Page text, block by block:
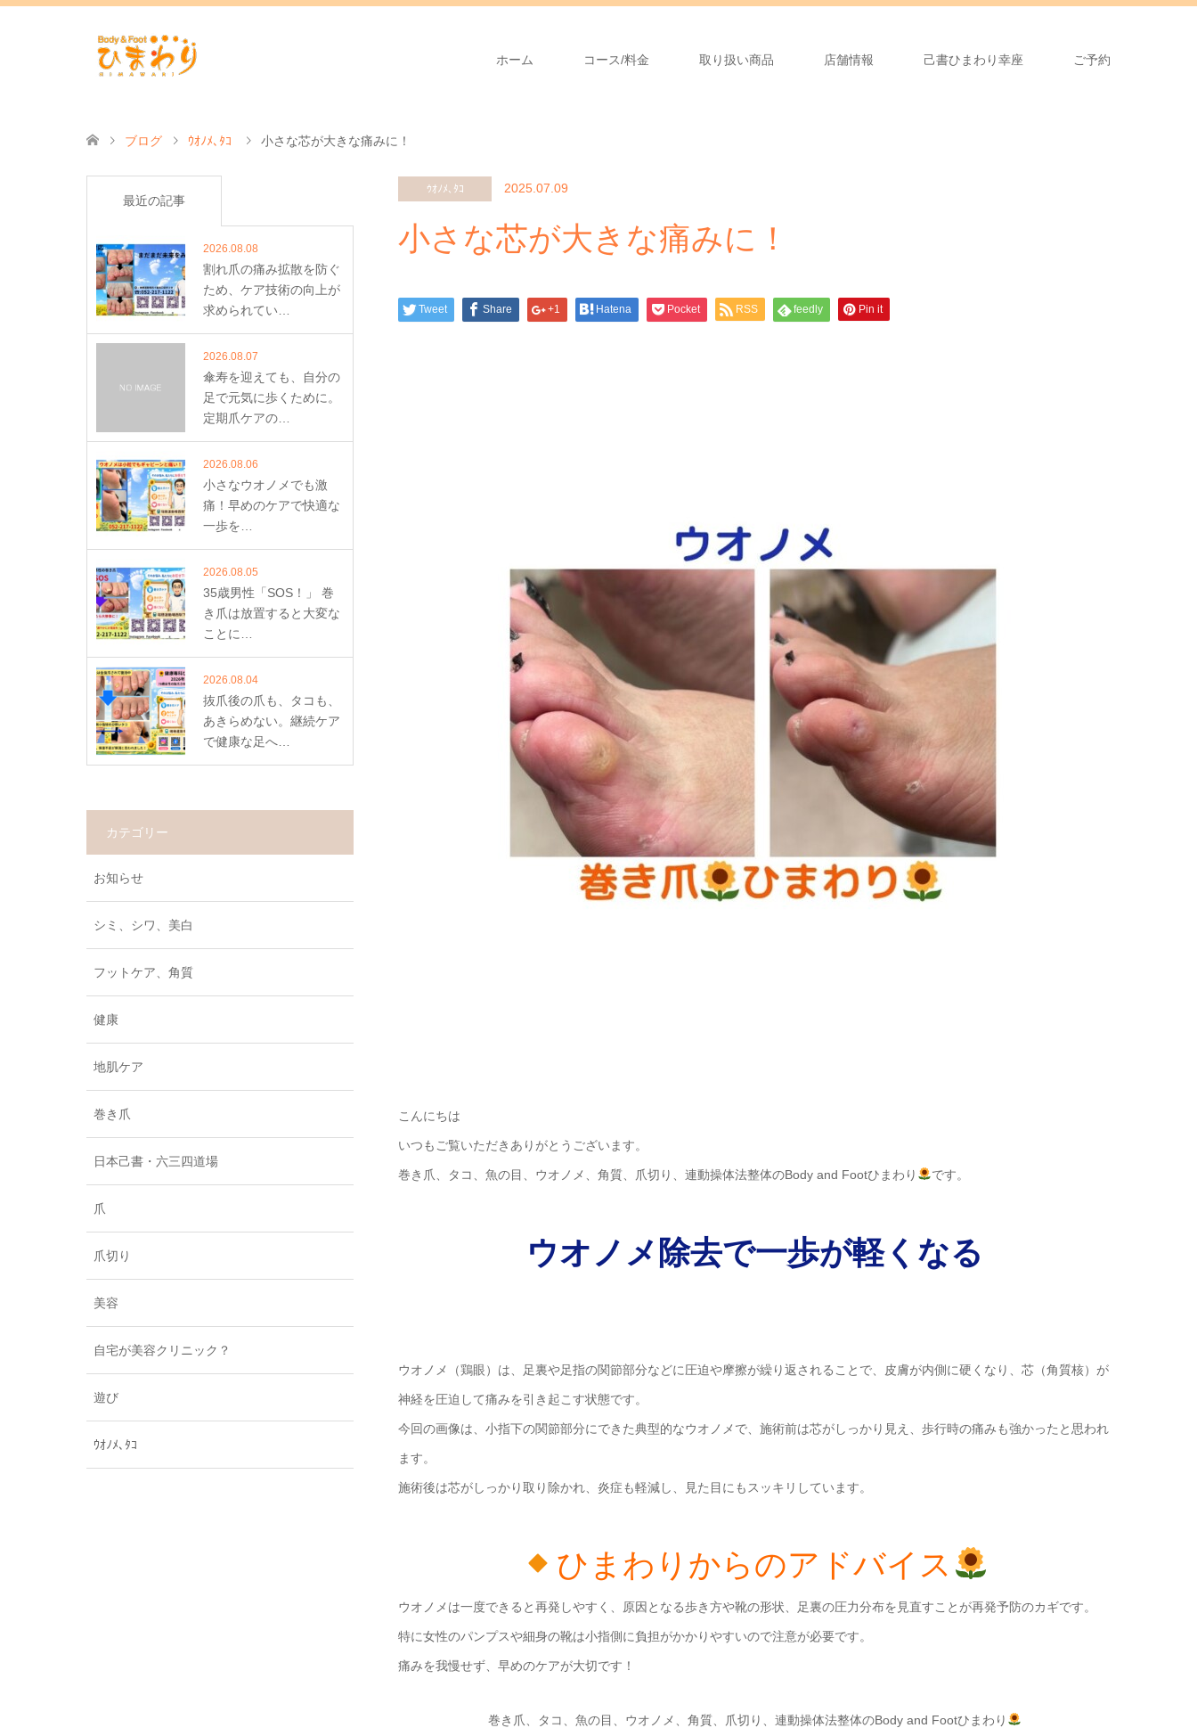
ホーム コース/料金 取り扱い商品 店舗情報 己書ひまわり幸座 ご予約
ブログ ｳｵﾉﾒ､ﾀｺ 小さな芯が大きな痛みに！
ｳｵﾉﾒ､ﾀｺ 2025.07.09
小さな芯が大きな痛みに！
Tweet Share +1 Hatena Pocket RSS feedly Pin it
こんにちは
いつもご覧いただきありがとうございます。
巻き爪、タコ、魚の目、ウオノメ、角質、爪切り、連動操体法整体のBody and Footひまわり です。
ウオノメ除去で一歩が軽くなる
ウオノメ（鶏眼）は、足裏や足指の関節部分などに圧迫や摩擦が繰り返されることで、皮膚が内側に硬くなり、芯（角質核）が
神経を圧迫して痛みを引き起こす状態です。
今回の画像は、小指下の関節部分にできた典型的なウオノメで、施術前は芯がしっかり見え、歩行時の痛みも強かったと思われ
ます。
施術後は芯がしっかり取り除かれ、炎症も軽減し、見た目にもスッキリしています。
ひまわりからのアドバイス
ウオノメは一度できると再発しやすく、原因となる歩き方や靴の形状、足裏の圧力分布を見直すことが再発予防のカギです。
特に女性のパンプスや細身の靴は小指側に負担がかかりやすいので注意が必要です。
痛みを我慢せず、早めのケアが大切です！
巻き爪、タコ、魚の目、ウオノメ、角質、爪切り、連動操体法整体のBody and Footひまわり
最近の記事
2026.08.08
割れ爪の痛み拡散を防ぐ
ため、ケア技術の向上が
求められてい…
2026.08.07
傘寿を迎えても、自分の
足で元気に歩くために。
定期爪ケアの…
2026.08.06
小さなウオノメでも激
痛！早めのケアで快適な
一歩を…
2026.08.05
35歳男性「SOS！」 巻
き爪は放置すると大変な
ことに…
2026.08.04
抜爪後の爪も、タコも、
あきらめない。継続ケア
で健康な足へ…
カテゴリー
お知らせ
シミ、シワ、美白
フットケア、角質
健康
地肌ケア
巻き爪
日本己書・六三四道場
爪
爪切り
美容
自宅が美容クリニック？
遊び
ｳｵﾉﾒ､ﾀｺ